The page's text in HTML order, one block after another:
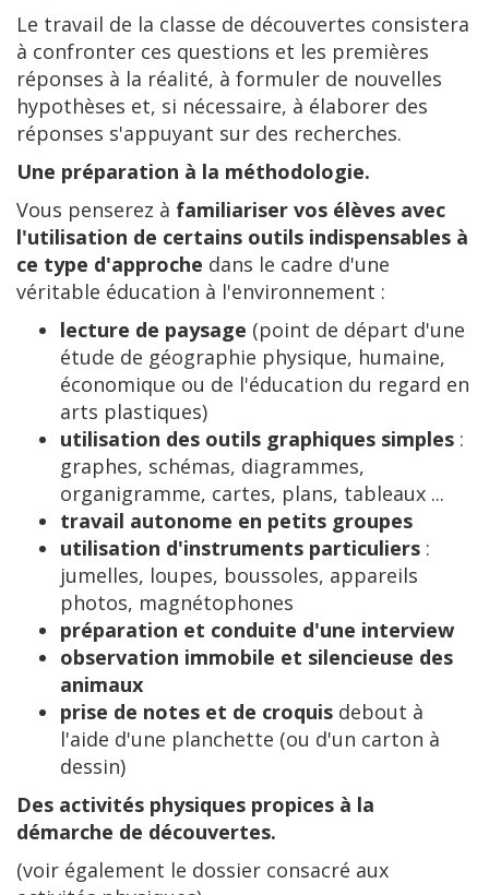
Le travail de la classe de découvertes consistera
à confronter ces questions et les premières
réponses à la réalité, à formuler de nouvelles
hypothèses et, si nécessaire, à élaborer des
réponses s'appuyant sur des recherches.
Une préparation à la méthodologie.
Vous penserez à familiariser vos élèves avec
l'utilisation de certains outils indispensables à
ce type d'approche dans le cadre d'une
véritable éducation à l'environnement :
lecture de paysage (point de départ d'une
étude de géographie physique, humaine,
économique ou de l'éducation du regard en
arts plastiques)
utilisation des outils graphiques simples :
graphes, schémas, diagrammes,
organigramme, cartes, plans, tableaux ...
travail autonome en petits groupes
utilisation d'instruments particuliers :
jumelles, loupes, boussoles, appareils
photos, magnétophones
préparation et conduite d'une interview
observation immobile et silencieuse des
animaux
prise de notes et de croquis debout à
l'aide d'une planchette (ou d'un carton à
dessin)
Des activités physiques propices à la
démarche de découvertes.
(voir également le dossier consacré aux